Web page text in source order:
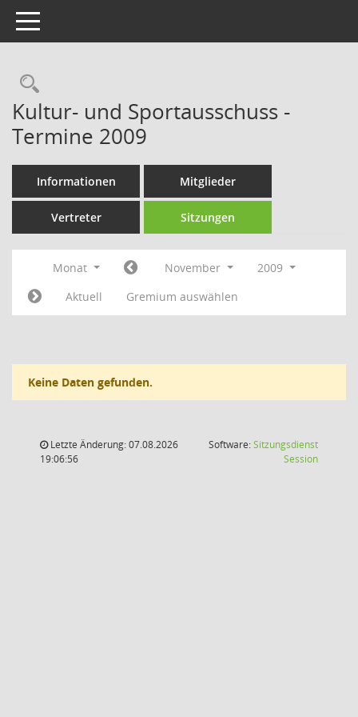
Toggle navigation
Rechercheauswahl
Kultur- und Sportausschuss -
Termine 2009
Informationen Mitglieder
Vertreter Sitzungen
Monat November
2009
Aktuell
Gremium auswählen
Keine Daten gefunden.
Letzte Änderung: 07.08.2026
19:06:56
Software:Sitzungsdienst
Session(Wird in